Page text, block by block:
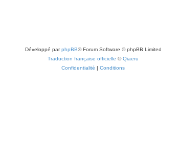
Développé parphpBB® Forum Software © phpBB Limited
Traduction française officielle ©Qiaeru
Confidentialité | Conditions